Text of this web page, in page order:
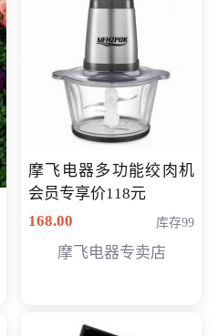
摩飞电器多功能绞肉机
会员专享价118元
168.00
库存99
摩飞电器专卖店